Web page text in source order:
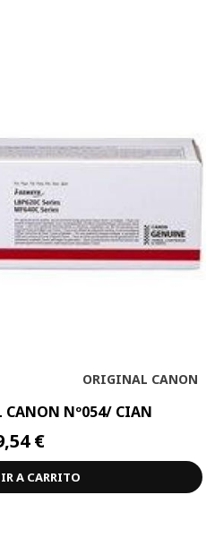
ORIGINAL CANON
CANON Nº054/ CIAN
€
A CARRITO